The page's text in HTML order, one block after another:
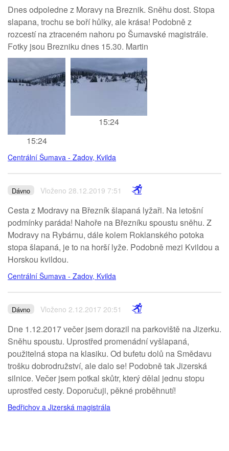
Dnes odpoledne z Moravy na Breznik. Sněhu dost. Stopa
slapana, trochu se boří hůlky, ale krása! Podobně z
rozcestí na ztraceném nahoru po Šumavské magistrále.
Fotky jsou Brezniku dnes 15.30. Martin
15:24
15:24
Centrální Šumava - Zadov, Kvilda
Dávno Vloženo 28.12.2019 7:51
Cesta z Modravy na Březník šlapaná lyžaři. Na letošní
podmínky paráda! Nahoře na Březníku spoustu sněhu. Z
Modravy na Rybárnu, dále kolem Roklanského potoka
stopa šlapaná, je to na horší lyže. Podobně mezi Kvildou a
Horskou kvildou.
Centrální Šumava - Zadov, Kvilda
Dávno Vloženo 2.12.2017 20:51
Dne 1.12.2017 večer jsem dorazil na parkoviště na Jizerku.
Sněhu spoustu. Uprostřed promenádní vyšlapaná,
použitelná stopa na klasiku. Od bufetu dolů na Smědavu
trošku dobrodružství, ale dalo se! Podobně tak Jizerská
silnice. Večer jsem potkal skůtr, který dělal jednu stopu
uprostřed cesty. Doporučuji, pěkné proběhnutí!
Bedřichov a Jizerská magistrála